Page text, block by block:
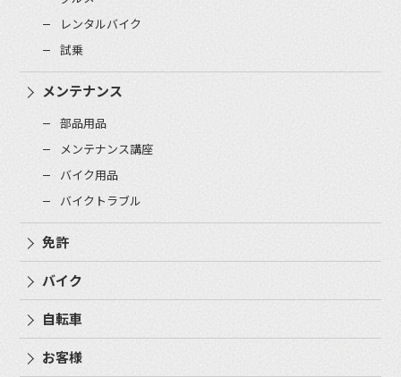
レンタルバイク
試乗
メンテナンス
部品用品
メンテナンス講座
バイク用品
バイクトラブル
免許
バイク
自転車
お客様